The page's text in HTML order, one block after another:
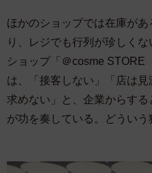
ほかのショップでは在庫が
り、レジでも行列が珍しく
ショップ「＠cosme STORE
は、「接客しない」「店は
求めない」と、企業からす
が功を奏している。どういう